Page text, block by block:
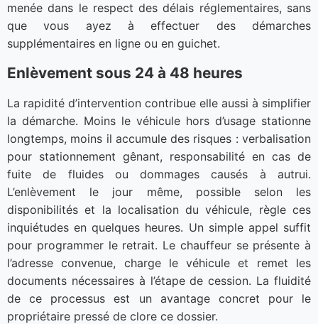
menée dans le respect des délais réglementaires, sans
que vous ayez à effectuer des démarches
supplémentaires en ligne ou en guichet.
Enlèvement sous 24 à 48 heures
La rapidité d’intervention contribue elle aussi à simplifier
la démarche. Moins le véhicule hors d’usage stationne
longtemps, moins il accumule des risques : verbalisation
pour stationnement gênant, responsabilité en cas de
fuite de fluides ou dommages causés à autrui.
L’enlèvement le jour même, possible selon les
disponibilités et la localisation du véhicule, règle ces
inquiétudes en quelques heures. Un simple appel suffit
pour programmer le retrait. Le chauffeur se présente à
l’adresse convenue, charge le véhicule et remet les
documents nécessaires à l’étape de cession. La fluidité
de ce processus est un avantage concret pour le
propriétaire pressé de clore ce dossier.